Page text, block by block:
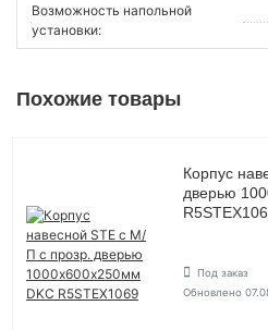
Возможность напольной
установки:
Похожие товары
Корпус
дверью
Под заказ
Обновлено